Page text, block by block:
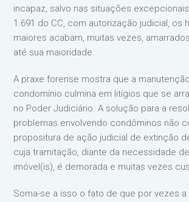
incapaz, salvo nas situações
1.691 do CC, com autorização judicial, os
maiores acabam, muitas vezes,
até sua maioridade.
A praxe forense mostra que a
condomínio culmina em litígios que se
no Poder Judiciário. A solução para a
problemas envolvendo condôminos não
propositura de ação judicial de extinção
cuja tramitação, diante da necessidade
imóvel(is), é demorada e muitas vezes
Soma-se a isso o fato de que por vezes a